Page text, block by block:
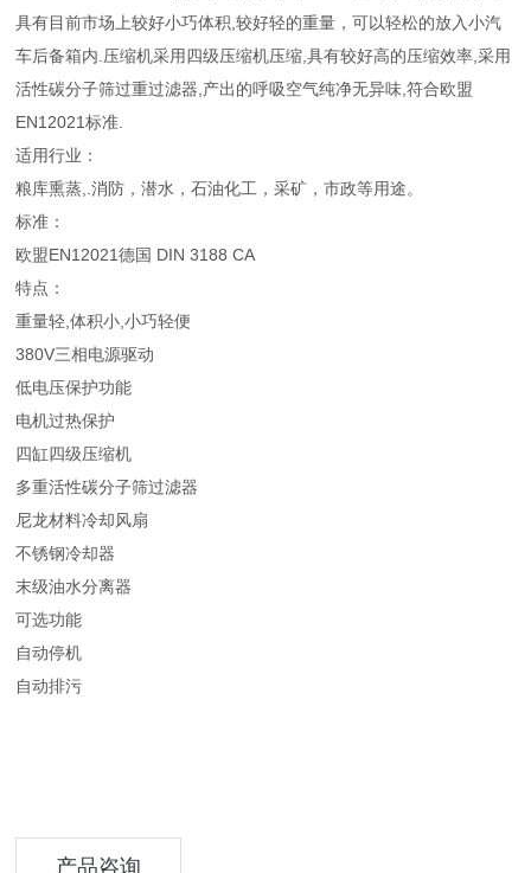
具有目前市场上较好小巧体积,较好轻的重量，可以轻松的放入小汽
车后备箱内.压缩机采用四级压缩机压缩,具有较好高的压缩效率,采用
活性碳分子筛过重过滤器,产出的呼吸空气纯净无异味,符合欧盟
EN12021标准.
适用行业：
粮库熏蒸,.消防，潜水，石油化工，采矿，市政等用途。
标准：
欧盟EN12021德国 DIN 3188 CA
特点：
重量轻,体积小,小巧轻便
380V三相电源驱动
低电压保护功能
电机过热保护
四缸四级压缩机
多重活性碳分子筛过滤器
尼龙材料冷却风扇
不锈钢冷却器
末级油水分离器
可选功能
自动停机
自动排污
产品咨询